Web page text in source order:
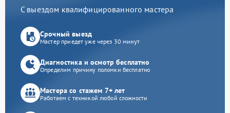
С выездом квалифицированного мастера
Срочный выезд
Мастер приедет уже через 30 минут
Диагностика и осмотр бесплатно
Определим причину поломки бесплатно
Мастера со стажем 7+ лет
Работаем с техникой любой сложности